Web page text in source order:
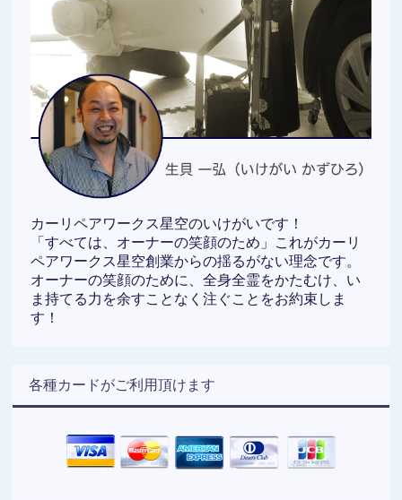
カーリペアワークス星空のいけがいです！
「すべては、オーナーの笑顔のため」これがカーリ
ペアワークス星空創業からの揺るがない理念です。
オーナーの笑顔のために、全身全霊をかたむけ、い
ま持てる力を余すことなく注ぐことをお約束しま
す！
各種カードがご利用頂けます